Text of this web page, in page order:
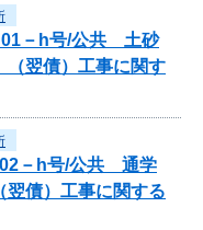
01－h号/公共 土砂
（翌債）工事に関す
02－h号/公共 通学
翌債）工事に関する